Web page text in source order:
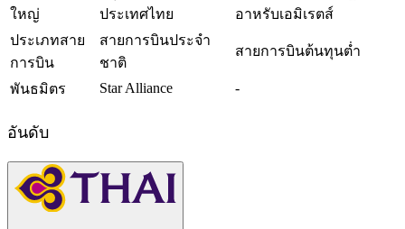
ใหญ่
ประเทศไทย
อาหรับเอมิเรตส์
ประเภทสาย
การบิน
สายการบินประจำ
ชาติ
สายการบินต้นทุนต่ำ
พันธมิตร Star Alliance -
อันดับ